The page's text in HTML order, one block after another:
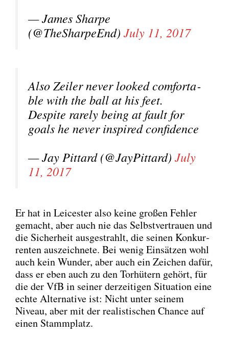
— James Shar­pe
(@TheSharpeEnd) July 11, 2017
Also Zei­ler never loo­ked com­for­ta­
ble with the ball at his feet.
Despi­te rare­ly being at fault for
goals he never inspi­red con­fi­dence
— Jay Pit­tard (@JayPittard) July
11, 2017
Er hat in Lei­ces­ter also kei­ne gro­ßen Feh­ler
gemacht, aber auch nie das Selbst­ver­trau­en und
die Sicher­heit aus­ge­strahlt, die sei­nen Kon­kur­
ren­ten aus­zeich­ne­te. Bei wenig Ein­sät­zen wohl
auch kein Wun­der, aber auch ein Zei­chen dafür,
dass er eben auch zu den Tor­hü­tern gehört, für
die der VfB in sei­ner der­zei­ti­gen Situa­ti­on eine
ech­te Alter­na­ti­ve ist: Nicht unter sei­nem
Niveau, aber mit der rea­lis­ti­schen Chan­ce auf
einen Stamm­platz.